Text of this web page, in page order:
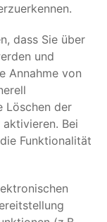
dass Sie über
und
Annahme von
Löschen der
Bei
Funktionalität